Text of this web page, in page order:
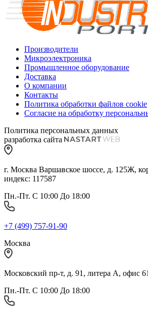
Производители
Микроэлектроника
Промышленное оборудование
Доставка
О компании
Контакты
Политика обработки файлов cookie
Согласие на обработку
Политика персональных данных
разработка сайта
г. Москва Варшавское шоссе, д. 125Ж,
индекс: 117587
Пн.-Пт. С 10:00 До 18:00
+7 (499) 757-91-90
Москва
Московский пр-т, д. 91, литера А, офис
Пн.-Пт. С 10:00 До 18:00